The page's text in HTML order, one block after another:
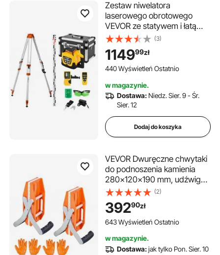
Zestaw niwelatora
laserowego obrotowego
VEVOR ze statywem i łatą
pomiarową, zielona wiązka
lasera, zasięg 500 m,
regulowany kąt nachylenia,
obrót o 360°, elastyczny kąt
zdalnego sterowania i torba
transportowa
(3)
114999zł
440 Wyświetleń Ostatnio
w magazynie.
Dostawa: Niedz. Sier. 9 - Śr.
Sier. 12
Dodaj do koszyka
VEVOR Dwuręczne chwytaki
do podnoszenia kamienia
280x120x190 mm, udźwig
300 kg, 2 sztuki narzędzi do
podnoszenia z powłoką
gumową (0-6 cm),
wytrzymałe chwytaki do
granitu
(2)
39290zł
643 Wyświetleń Ostatnio
w magazynie.
Dostawa:jak tylko Pon. Sier. 10